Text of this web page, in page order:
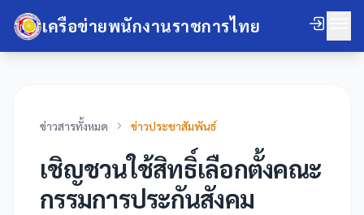
เครือข่ายพนักงานราชการไทย
ข่าวสารทั้งหมด ข่าวประชาสัมพันธ์
เชิญชวนใช้สิทธิ์เลือกตั้งคณะ
กรรมการประกันสังคม